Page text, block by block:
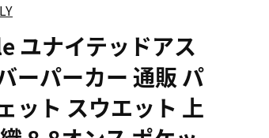
ユナイテッドアス
ーパーカー 通販 パ
ット スウエット 上